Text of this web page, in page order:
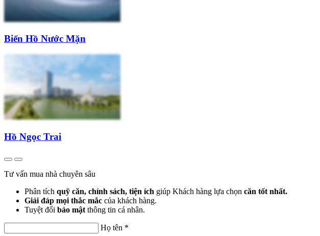
Biển Hồ Nước Mặn
Hồ Ngọc Trai
Tư vấn mua nhà chuyên sâu
Phân tích quỹ căn, chính sách, tiện ích giúp Khách hàng lựa chọn căn tốt nhất.
Giải đáp mọi thắc mắc của khách hàng.
Tuyệt đối bảo mật thông tin cá nhân.
Họ tên *